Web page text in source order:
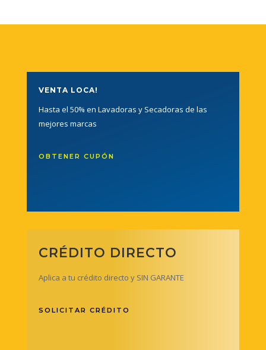
VENTA LOCA!
Hasta el 50% en Lavadoras y Secadoras de las
mejores marcas
OBTENER CUPÓN
CRÉDITO DIRECTO
Aplica a tu crédito directo y SIN GARANTE
SOLICITAR CRÉDITO